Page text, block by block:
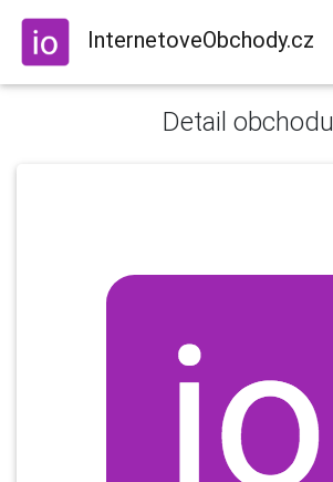
InternetoveObchody.cz
Detail obchodu